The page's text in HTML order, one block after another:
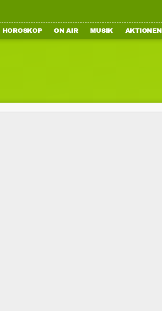
HOROSKOP ON AIR MUSIK AKTIONEN